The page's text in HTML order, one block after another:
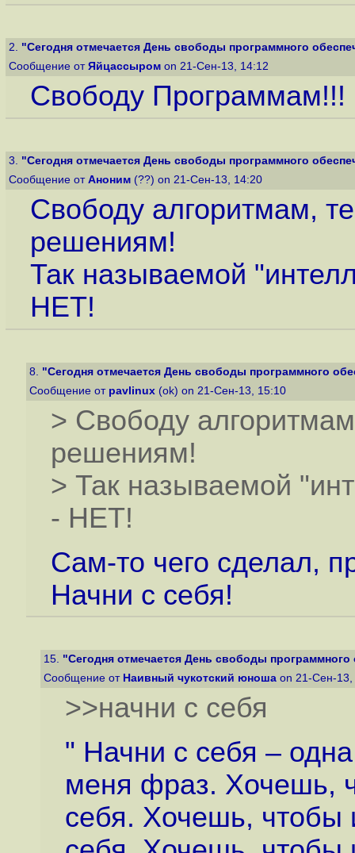
2. "Сегодня отмечается День свободы программного
Сообщение от Яйцассыром on 21-Сен-13, 14:12
Свободу Программам!!!
3. "Сегодня отмечается День свободы программного
Сообщение от Аноним (??) on 21-Сен-13, 14:20
Свободу алгоритмам,
решениям!
Так называемой
НЕТ!
8. "Сегодня отмечается День свободы программного
Сообщение от pavlinux (ok) on 21-Сен-13, 15:10
> Свободу
решениям!
> Так называемой
- НЕТ!
Сам-то чего сделал,
Начни с себя!
15. "Сегодня отмечается День свободы программного
Сообщение от Наивный чукотский юноша on 21-Сен-
>>начни с себя
" Начни с себя –
меня фраз. Хочешь,
себя. Хочешь, чтобы